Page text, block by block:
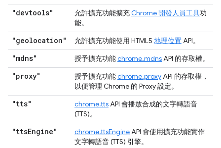
"devtools" 允許擴充功能擴充Chrome 開發人員工具功
能。
"geolocation" 允許擴充功能使用 HTML5 地理位置API。
"mdns" 授予擴充功能chrome.mdnsAPI 的存取權。
"proxy" 授予擴充功能chrome.proxyAPI 的存取權，
以便管理 Chrome 的 Proxy 設定。
"tts" chrome.ttsAPI 會播放合成的文字轉語音
(TTS)。
"ttsEngine" chrome.ttsEngineAPI 會使用擴充功能實作
文字轉語音 (TTS) 引擎。